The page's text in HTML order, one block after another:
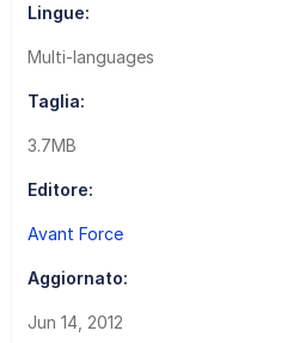
Lingue:
Multi-languages
Taglia:
3.7MB
Editore:
Avant Force
Aggiornato:
Jun 14, 2012